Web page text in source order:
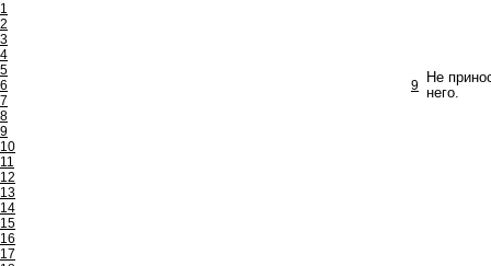
1
2
3
4
5
6
7
8
9
10
11
12
13
14
15
16
17
9
Не
него.